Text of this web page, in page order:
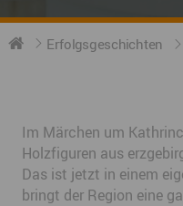
Erfolgsgeschichten
Im Märchen um
Holzfiguren aus
Das ist jetzt in einem
bringt der Region eine